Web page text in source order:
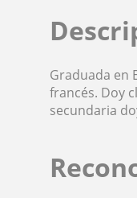
Graduada en
francés. Doy
secundaria